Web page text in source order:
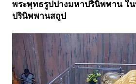
พระพุทธรูปปางมหาปรินิพพาน ใ
ปรินิพพานสถูป